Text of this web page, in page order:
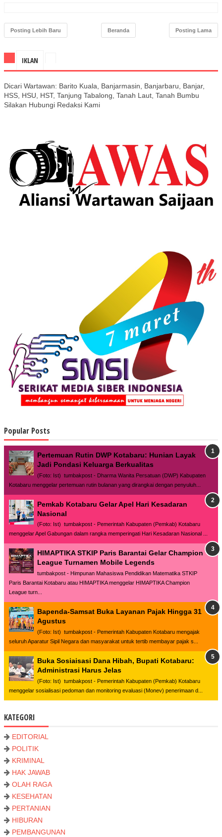
Posting Lebih Baru Posting Lama
Beranda
IKLAN
Dicari Wartawan: Barito Kuala, Banjarmasin, Banjarbaru, Banjar,
HSS, HSU, HST, Tanjung Tabalong, Tanah Laut, Tanah Bumbu
Silakan Hubungi Redaksi Kami
Popular Posts
Pertemuan Rutin DWP Kotabaru: Hunian Layak
Jadi Pondasi Keluarga Berkualitas
(Foto: Ist) tumbakpost - Dharma Wanita Persatuan (DWP) Kabupaten
Kotabaru menggelar pertemuan rutin bulanan yang dirangkai dengan penyuluh...
Pemkab Kotabaru Gelar Apel Hari Kesadaran
Nasional
(Foto: Ist) tumbakpost - Pemerintah Kabupaten (Pemkab) Kotabaru
menggelar Apel Gabungan dalam rangka memperingati Hari Kesadaran Nasional ...
HIMAPTIKA STKIP Paris Barantai Gelar Champion
League Turnamen Mobile Legends
tumbakpost - Himpunan Mahasiswa Pendidikan Matematika STKIP
Paris Barantai Kotabaru atau HIMAPTIKA menggelar HIMAPTIKA Champion
League turn...
Bapenda-Samsat Buka Layanan Pajak Hingga 31
Agustus
(Foto: Ist) tumbakpost - Pemerintah Kabupaten Kotabaru mengajak
seluruh Aparatur Sipil Negara dan masyarakat untuk tertib membayar pajak s...
Buka Sosiaisasi Dana Hibah, Bupati Kotabaru:
Administrasi Harus Jelas
(Foto: Ist) tumbakpost - Pemerintah Kabupaten (Pemkab) Kotabaru
menggelar sosialisasi pedoman dan monitoring evaluasi (Monev) penerimaan d...
KATEGORI
EDITORIAL
POLITIK
KRIMINAL
HAK JAWAB
OLAH RAGA
KESEHATAN
PERTANIAN
HIBURAN
PEMBANGUNAN